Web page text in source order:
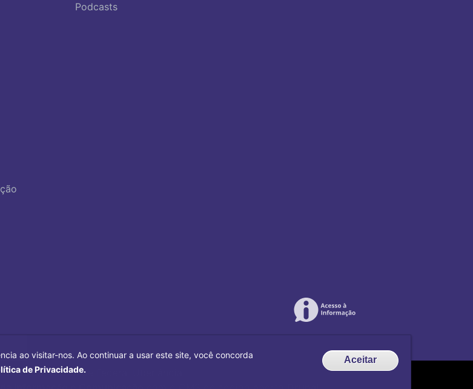
Podcasts
2026Universidade Federal Uberlândia.
ao visitar-nos. Ao continuar a usar este site, você concorda
de Privacidade.
Aceitar